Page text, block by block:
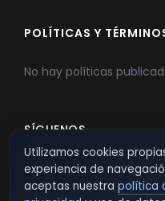
POLÍTICAS Y
No hay políticas
SÍGUENOS
Utilizamos cookies
experiencia de
aceptas nuestra política